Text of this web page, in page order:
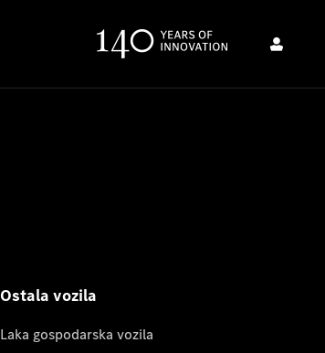
Ostala vozila
Laka gospodarska vozila